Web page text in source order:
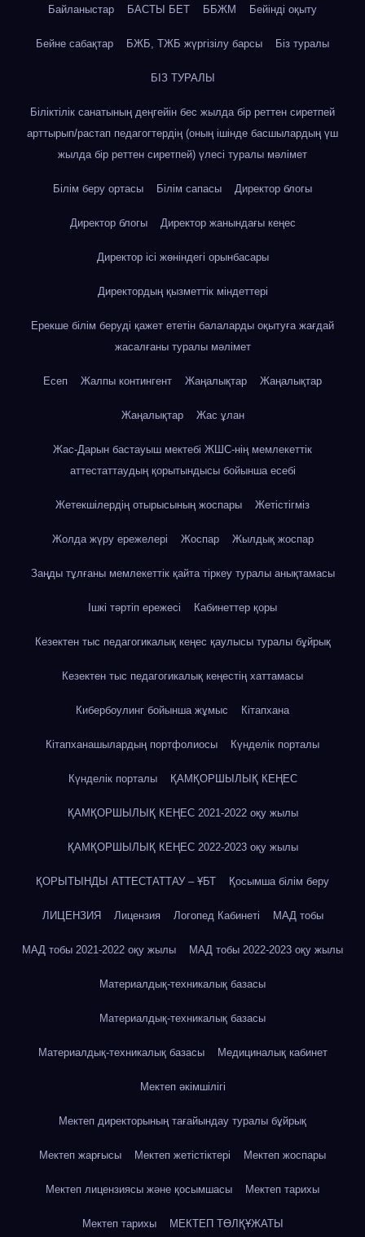
Байланыстар БАСТЫ БЕТ ББЖМ Бейінді оқыту
Бейне сабақтар БЖБ, ТЖБ жүргізілу барсы Біз туралы
БІЗ ТУРАЛЫ
Біліктілік санатының деңгейін бес жылда бір реттен сиретпей
арттырып/растап педагогтердің (оның ішінде басшылардың үш
жылда бір реттен сиретпей) үлесі туралы мәлімет
Білім беру ортасы Білім сапасы Директор блогы
Директор блогы Директор жанындағы кеңес
Директор ісі жөніндегі орынбасары
Директордың қызметтік міндеттері
Ерекше білім беруді қажет ететін балаларды оқытуға жағдай
жасалғаны туралы мәлімет
Есеп Жалпы контингент Жаңалықтар Жаңалықтар
Жаңалықтар Жас ұлан
Жас-Дарын бастауыш мектебі ЖШС-нің мемлекеттік
аттестаттаудың қорытындысы бойынша есебі
Жетекшілердің отырысының жоспары Жетістігміз
Жолда жүру ережелері Жоспар Жылдық жоспар
Заңды тұлғаны мемлекеттік қайта тіркеу туралы анықтамасы
Ішкі тәртіп ережесі Кабинеттер қоры
Кезектен тыс педагогикалық кеңес қаулысы туралы бұйрық
Кезектен тыс педагогикалық кеңестің хаттамасы
Кибербоулинг бойынша жұмыс Кітапхана
Кітапханашылардың портфолиосы Күнделік порталы
Күнделік порталы ҚАМҚОРШЫЛЫҚ КЕҢЕС
ҚАМҚОРШЫЛЫҚ КЕҢЕС 2021-2022 оқу жылы
ҚАМҚОРШЫЛЫҚ КЕҢЕС 2022-2023 оқу жылы
ҚОРЫТЫНДЫ АТТЕСТАТТАУ – ҰБТ Қосымша білім беру
ЛИЦЕНЗИЯ Лицензия Логопед Кабинеті МАД тобы
МАД тобы 2021-2022 оқу жылы МАД тобы 2022-2023 оқу жылы
Материалдық-техникалық базасы
Материалдық-техникалық базасы
Материалдық-техникалық базасы Медициналық кабинет
Мектеп әкімшілігі
Мектеп директорының тағайындау туралы бұйрық
Мектеп жарғысы Мектеп жетістіктері Мектеп жоспары
Мектеп лицензиясы және қосымшасы Мектеп тарихы
Мектеп тарихы МЕКТЕП ТӨЛҚҰЖАТЫ